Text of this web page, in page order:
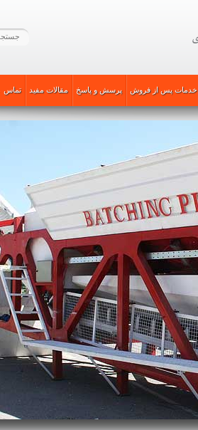
خدمات پس از فروش پرسش و پاسخ مقالات مفید تماس